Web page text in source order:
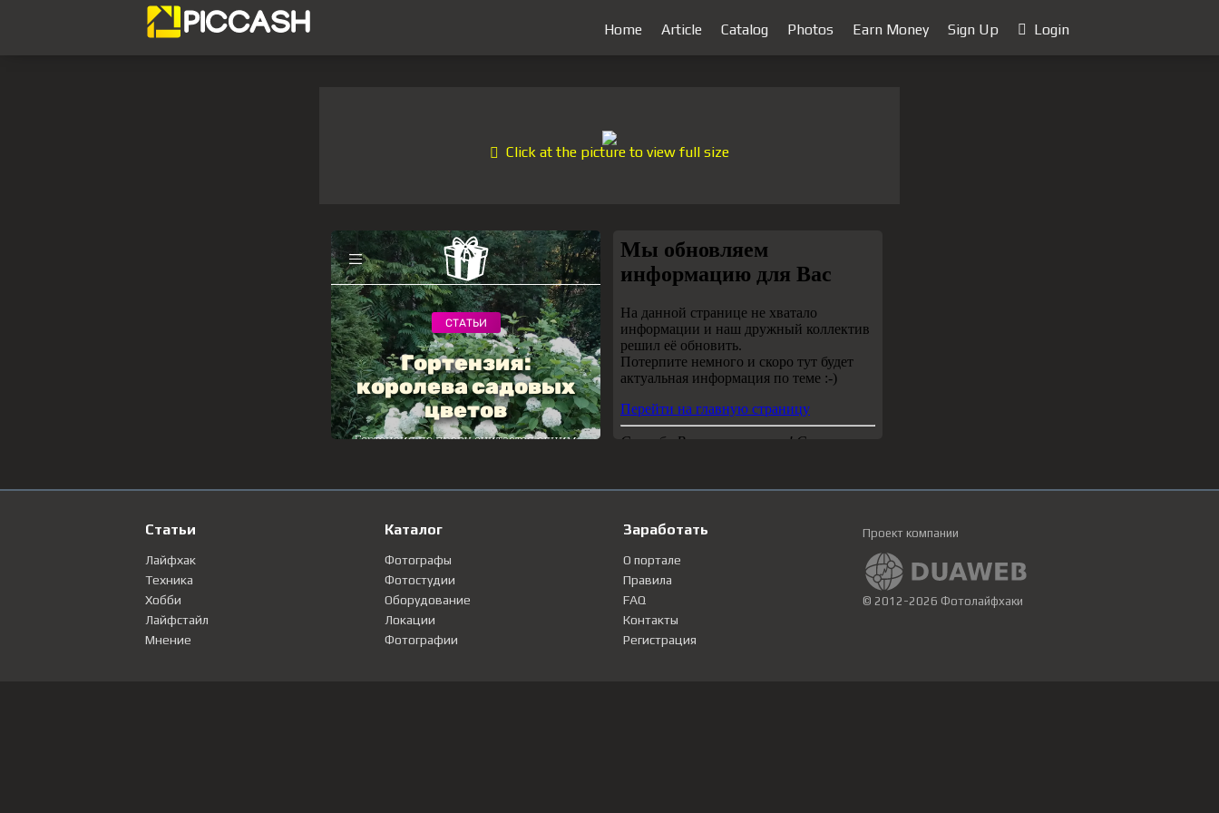
Home Article Catalog Photos Earn Money Sign Up Login
Click at the picture to view full size
Статьи
Лайфхак
Техника
Хобби
Лайфстайл
Мнение
Каталог
Фотографы
Фотостудии
Оборудование
Локации
Фотографии
Заработать
О портале
Правила
FAQ
Контакты
Регистрация
Проект компании
© 2012-2026 Фотолайфхаки